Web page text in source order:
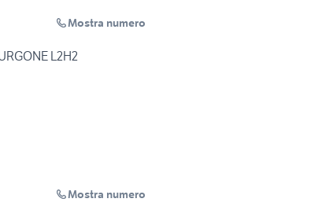
Mostra numero
L2H2
Mostra numero